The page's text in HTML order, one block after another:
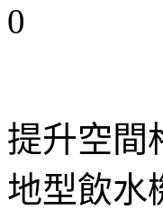
0
提升空間
地型飲水